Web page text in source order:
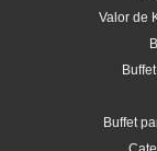
Valor de
Buffet